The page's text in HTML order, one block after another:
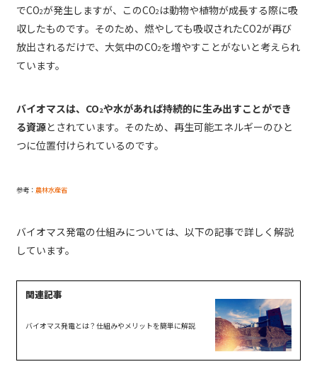
でCO2が発生しますが、このCO2は動物や植物が成長する際に吸
収したものです。そのため、燃やしても吸収されたCO2が再び
放出されるだけで、大気中のCO2を増やすことがないと考えられ
ています。
バイオマスは、CO2や水があれば持続的に生み出すことができ
る資源とされています。そのため、再生可能エネルギーのひと
つに位置付けられているのです。
参考： 農林水産省
バイオマス発電の仕組みについては、以下の記事で詳しく解説
しています。
バイオマス発電とは？仕組みやメリットを簡単に解説